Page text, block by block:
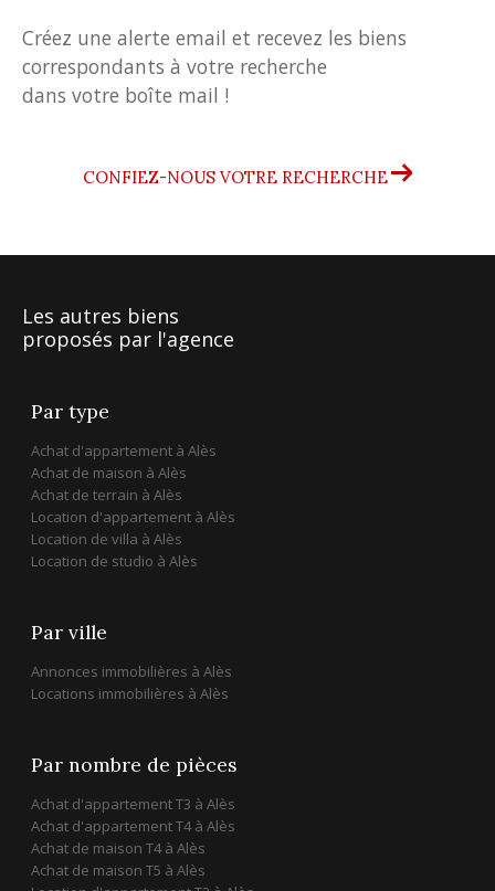
Créez une alerte email et recevez les biens
correspondants à votre recherche
dans votre boîte mail !
CONFIEZ-NOUS VOTRE RECHERCHE
Les autres biens
proposés par l'agence
Par type
Achat d'appartement à Alès
Achat de maison à Alès
Achat de terrain à Alès
Location d'appartement à Alès
Location de villa à Alès
Location de studio à Alès
Par ville
Annonces immobilières à Alès
Locations immobilières à Alès
Par nombre de pièces
Achat d'appartement T3 à Alès
Achat d'appartement T4 à Alès
Achat de maison T4 à Alès
Achat de maison T5 à Alès